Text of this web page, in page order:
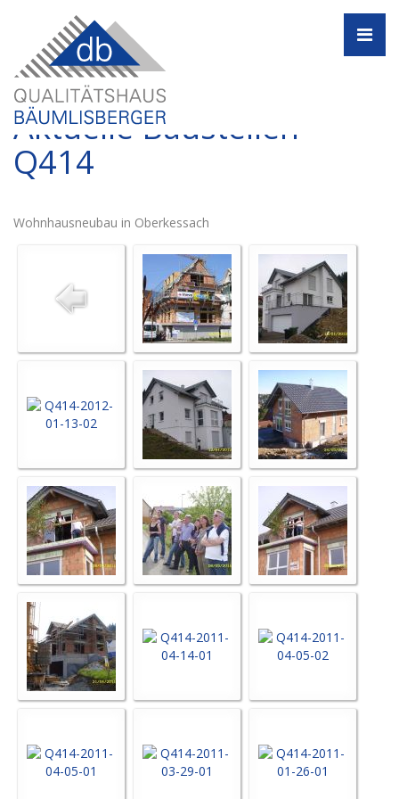
Aktuelle Baustellen -
Q414
Wohnhausneubau in Oberkessach